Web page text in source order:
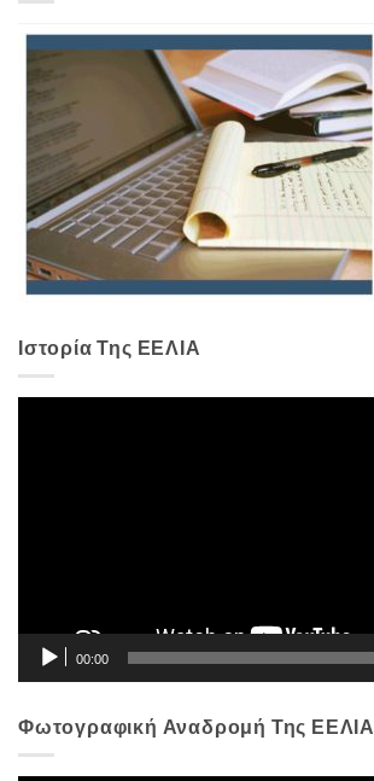
Ιστορία Της ΕΕΛΙΑ
00:00
Φωτογραφική Αναδρομή Της ΕΕΛΙΑ